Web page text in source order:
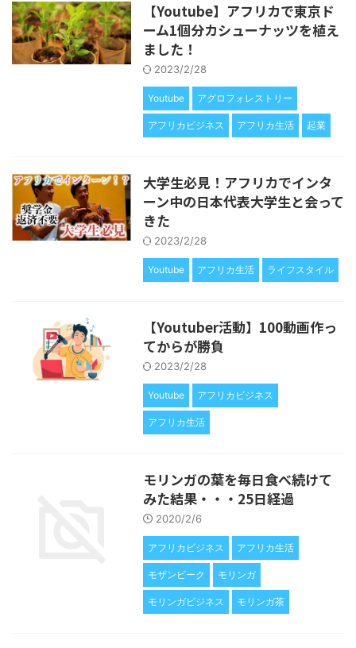
【Youtube】アフリカで東京ド
ーム1個分カシューナッツを植え
ました！
2023/2/28
Youtube アグロフォレストリー
アフリカビジネス アフリカ生活 起業
大学生必見！アフリカでインタ
ーン中の日本代表大学生と会って
きた
2023/2/28
Youtube アフリカ生活 ライフスタイル
【Youtuber活動】100動画作っ
てからが勝負
2023/2/28
Youtube アフリカビジネス
アフリカ生活
モリンガの葉を毎日食べ続けて
みた結果・・・25日経過
2020/2/6
アフリカビジネス アフリカ生活
モザンビーク モリンガ
モリンガビジネス モリンガ茶